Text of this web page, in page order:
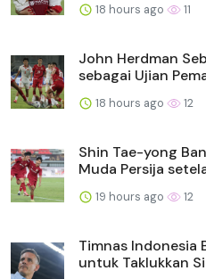
18 hours ago 11
John Herdman
sebagai Ujian
18 hours ago 12
Shin Tae-yong
Muda Persija
19 hours ago 12
Timnas Indonesia
untuk Taklukkan